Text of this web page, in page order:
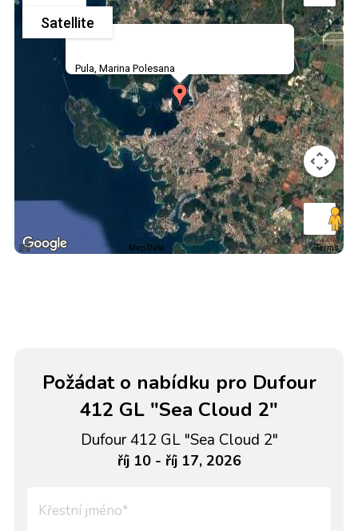
Pula, Marina Polesana
Satellite
Map Data Terms
Požádat o nabídku pro Dufour
412 GL "Sea Cloud 2"
Dufour 412 GL "Sea Cloud 2"
říj 10 - říj 17, 2026